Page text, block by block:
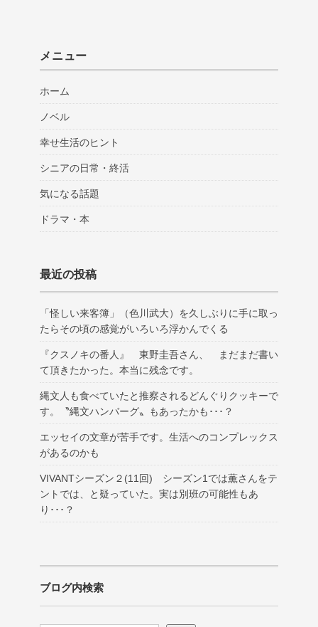
メニュー
ホーム
ノベル
幸せ生活のヒント
シニアの日常・終活
気になる話題
ドラマ・本
最近の投稿
「怪しい来客簿」（色川武大）を久しぶりに手に取っ
たらその頃の感覚がいろいろ浮かんでくる
『クスノキの番人』 東野圭吾さん、 まだまだ書い
て頂きたかった。本当に残念です。
縄文人も食べていたと推察されるどんぐりクッキーで
す。〝縄文ハンバーグ〟もあったかも･･･？
エッセイの文章が苦手です。生活へのコンプレックス
があるのかも
VIVANTシーズン２(11回) シーズン1では薫さんをテ
ントでは、と疑っていた。実は別班の可能性もあ
り･･･？
ブログ内検索